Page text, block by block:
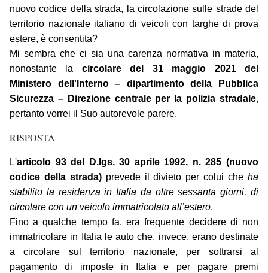
nuovo codice della strada, la circolazione sulle strade del
territorio nazionale italiano di veicoli con targhe di prova
estere, è consentita?
Mi sembra che ci sia una carenza normativa in materia,
nonostante la circolare del 31 maggio 2021 del
Ministero dell'Interno – dipartimento della Pubblica
Sicurezza – Direzione centrale per la polizia stradale,
pertanto vorrei il Suo autorevole parere.
RISPOSTA
L'articolo 93 del D.lgs. 30 aprile 1992, n. 285 (nuovo
codice della strada)prevede il divieto per colui che ha
stabilito la residenza in Italia da oltre sessanta giorni, di
circolare con un veicolo immatricolato all’estero.
Fino a qualche tempo fa, era frequente decidere di non
immatricolare in Italia le auto che, invece, erano destinate
a circolare sul territorio nazionale, per sottrarsi al
pagamento di imposte in Italia e per pagare premi